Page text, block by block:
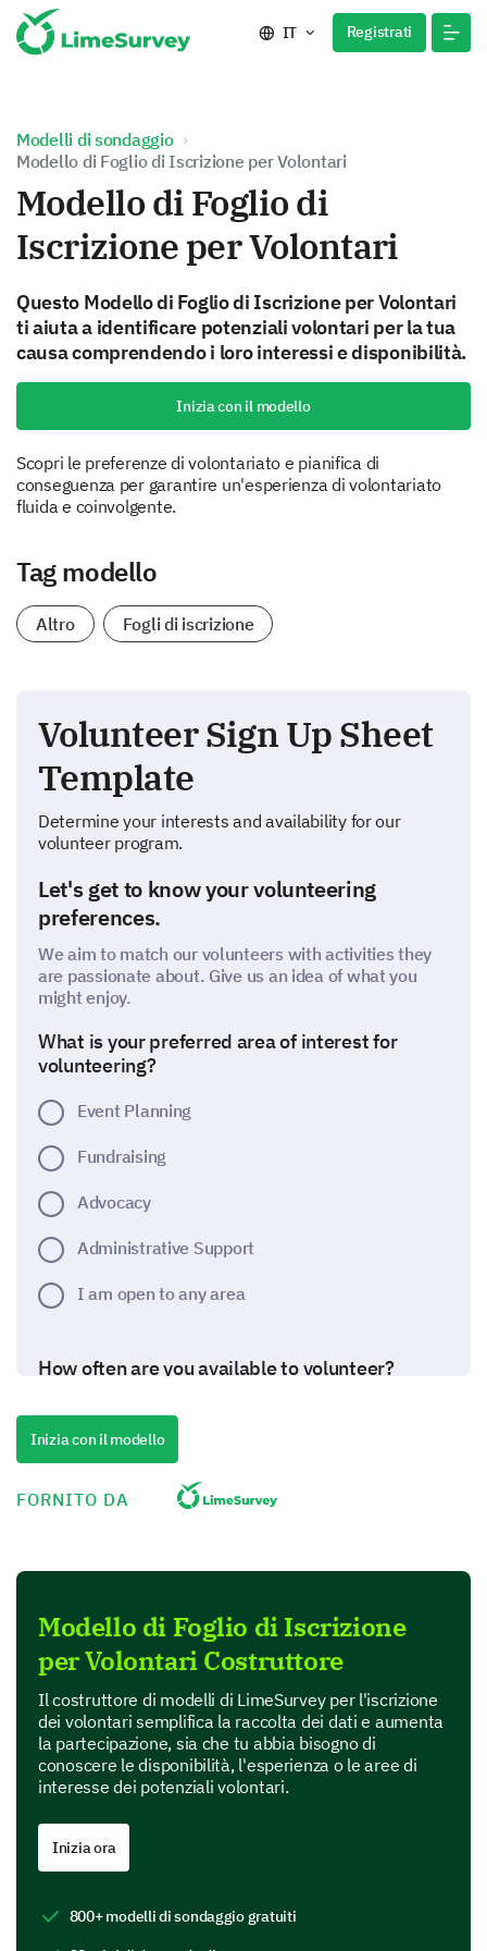
IT Registrati
Modelli di sondaggio
Modello di Foglio di Iscrizione per Volontari
Modello di Foglio di
Iscrizione per Volontari
Questo Modello di Foglio di Iscrizione per Volontari
ti aiuta a identificare potenziali volontari per la tua
causa comprendendo i loro interessi e disponibilità.
Inizia con il modello
Scopri le preferenze di volontariato e pianifica di
conseguenza per garantire un'esperienza di volontariato
fluida e coinvolgente.
Tag modello
Altro Fogli di iscrizione
Volunteer Sign Up Sheet
Template
Determine your interests and availability for our
volunteer program.
Let's get to know your volunteering
preferences.
We aim to match our volunteers with activities they
are passionate about. Give us an idea of what you
might enjoy.
What is your preferred area of interest for
volunteering?
Event Planning
Fundraising
Advocacy
Administrative Support
I am open to any area
How often are you available to volunteer?
Options:
- Daily
- Weekly
- Monthly
- Occasionally
Delve into your availability.
Indicate your availability on the following days:
Yes Uncertain
No
Tuesday
Inizia con il modello
FORNITO DA
Modello di Foglio di Iscrizione
per Volontari Costruttore
Il costruttore di modelli di LimeSurvey per l'iscrizione
dei volontari semplifica la raccolta dei dati e aumenta
la partecipazione, sia che tu abbia bisogno di
conoscere le disponibilità, l'esperienza o le aree di
interesse dei potenziali volontari.
Inizia ora
800+ modelli di sondaggio gratuiti